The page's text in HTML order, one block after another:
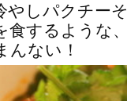
やしパクチー
食するような
んない！